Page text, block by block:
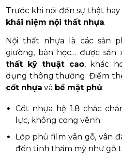
Trước khi nói đến sự thật
khái niệm nội thất nhựa.
Nội thất nhựa là các sản
giường, bàn học… được sản
thất kỹ thuật cao, khác
dụng thông thường. Điểm
cốt nhựa và bề mặt phủ:
Cốt nhựa hệ 1.8 chắc
lực, không cong vênh.
Lớp phủ film vân gỗ, vân
đến tính thẩm mỹ như gỗ